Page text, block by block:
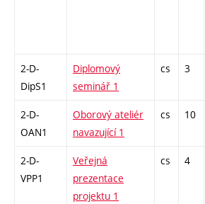
2-D-
DipS1
Diplomový
seminář 1
cs 3
2-D-
OAN1
Oborový ateliér
navazující 1
cs 10
2-D-
VPP1
Veřejná
prezentace
projektu 1
cs 4